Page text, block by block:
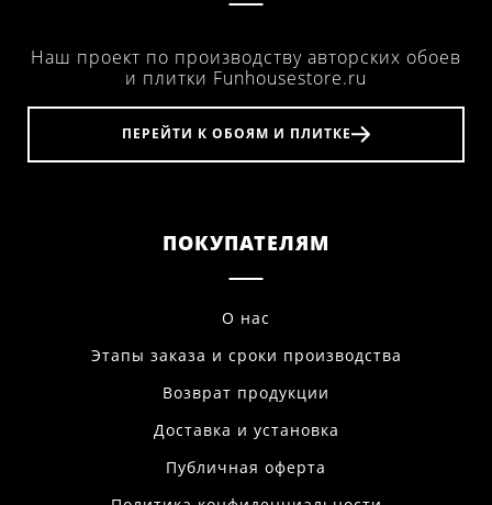
Наш проект по производству авторских обоев
и плитки Funhousestore.ru
ПЕРЕЙТИ К ОБОЯМ И ПЛИТКЕ
ПОКУПАТЕЛЯМ
О нас
Этапы заказа и сроки производства
Возврат продукции
Доставка и установка
Публичная оферта